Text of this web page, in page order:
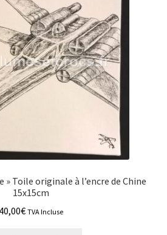
» Toile originale à l’encre de Chine
15x15cm
40,00€ TVA Incluse